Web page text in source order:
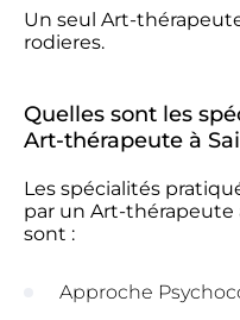
Un seul Art-
rodieres.
Quelles sont les
Art-thérapeute à
Les spécialités
par un Art-thérapeute
sont :
Approche